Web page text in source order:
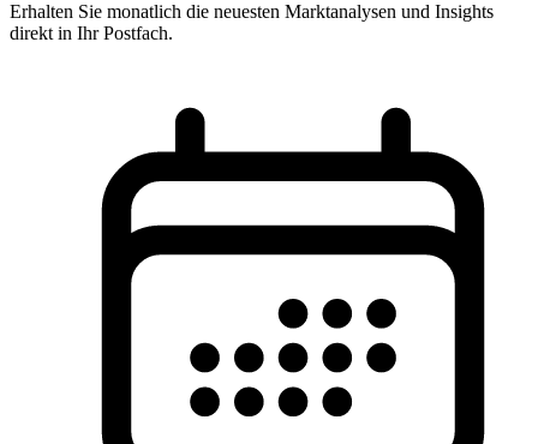
Erhalten Sie monatlich die neuesten Marktanalysen und Insights
direkt in Ihr Postfach.